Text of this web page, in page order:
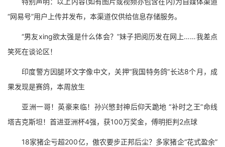
“网易号”用户上传并发布，本渠道仅供给信息存储服务。
“男友xing欲太强是什么体会？”妹子把阅历发在网上……我差点
笑死在谈论区！
印度警方因腿环文字像中文，关押“我国特务鸽”长达8个月，成
果发现是赛鸽，本周放生
亚洲一哥！英豪来临！孙兴慜封神后仰天跪地 “补时之王”命线
塔吉克斯坦！首进亚洲杯4强，获100万奖金，傅明拒判2点球
18家猪企亏超200亿，傲农要步正邦后尘？多家猪企“花式盈余”